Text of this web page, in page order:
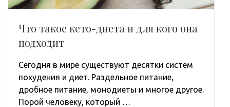
Что такое кето-диета и для кого она
подходит
Сегодня в мире существуют десятки систем
похудения и диет. Раздельное питание,
дробное питание, монодиеты и многое другое.
Порой человеку, который …